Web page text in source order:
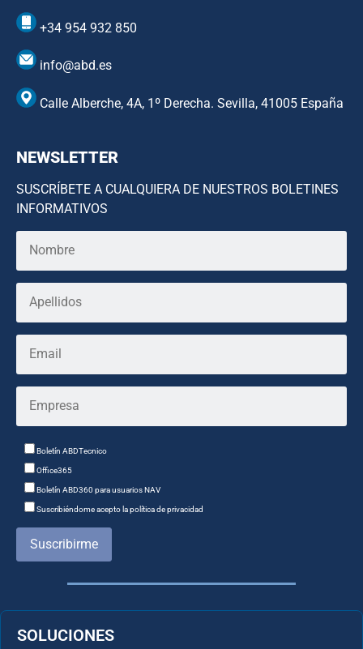
+34 954 932 850
info@abd.es
Calle Alberche, 4A, 1º Derecha. Sevilla, 41005 España
NEWSLETTER
SUSCRÍBETE A CUALQUIERA DE NUESTROS BOLETINES
INFORMATIVOS
Boletín ABDTecnico
Office365
Boletín ABD360 para usuarios NAV
Suscribiéndome acepto la política de privacidad
Suscribirme
SOLUCIONES